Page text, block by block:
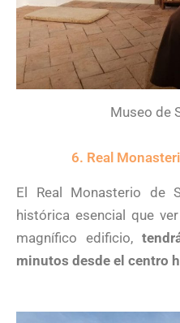
Museo de
6. Real
El Real Monasterio de
histórica esencial que
magnífico edificio,
minutos desde el centro